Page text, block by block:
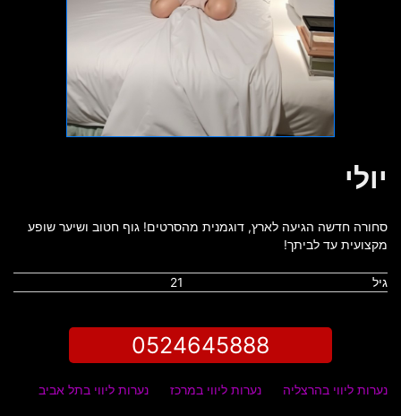
יולי
סחורה חדשה הגיעה לארץ, דוגמנית מהסרטים! גוף חטוב ושיער שופע
מקצועית עד לביתך!
גיל 21
0524645888
נערות ליווי בהרצליה נערות ליווי במרכז נערות ליווי בתל אביב